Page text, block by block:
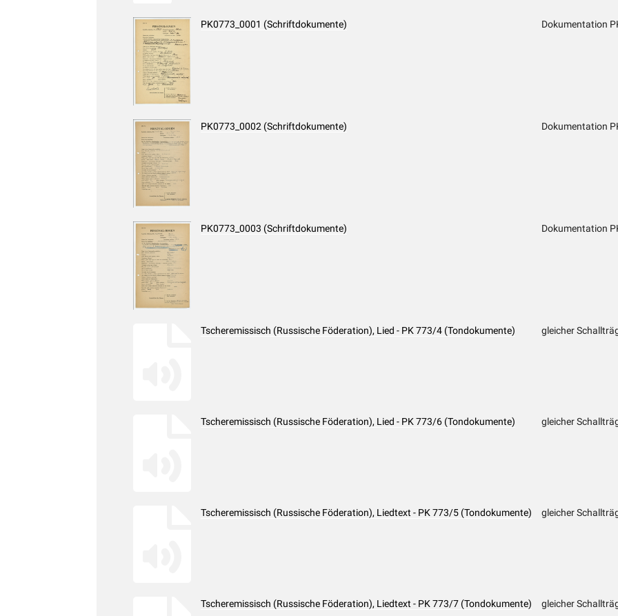
PK0773_0001 (Schriftdokumente) Dokumentation
PK0773_0002 (Schriftdokumente) Dokumentation
PK0773_0003 (Schriftdokumente) Dokumentation
Tscheremissisch (Russische Föderation), Lied - PK 773/4 (Tondokumente) gleicher
Tscheremissisch (Russische Föderation), Lied - PK 773/6 (Tondokumente) gleicher
Tscheremissisch (Russische Föderation), Liedtext - PK 773/5 (Tondokumente) gleicher
Tscheremissisch (Russische Föderation), Liedtext - PK 773/7 (Tondokumente) gleicher